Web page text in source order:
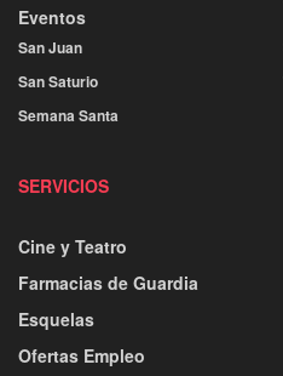
Eventos
San Juan
San Saturio
Semana Santa
SERVICIOS
Cine y Teatro
Farmacias de Guardia
Esquelas
Ofertas Empleo